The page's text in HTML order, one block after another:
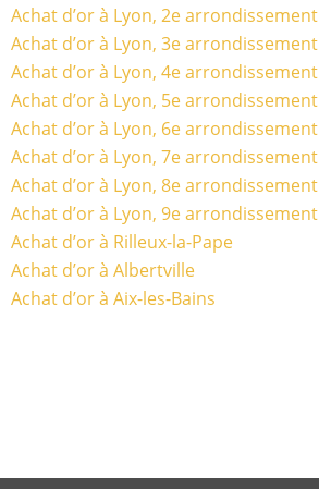
Achat d’or à Lyon, 2e arrondissement
Achat d’or à Lyon, 3e arrondissement
Achat d’or à Lyon, 4e arrondissement
Achat d’or à Lyon, 5e arrondissement
Achat d’or à Lyon, 6e arrondissement
Achat d’or à Lyon, 7e arrondissement
Achat d’or à Lyon, 8e arrondissement
Achat d’or à Lyon, 9e arrondissement
Achat d’or à Rilleux-la-Pape
Achat d’or à Albertville
Achat d’or à Aix-les-Bains